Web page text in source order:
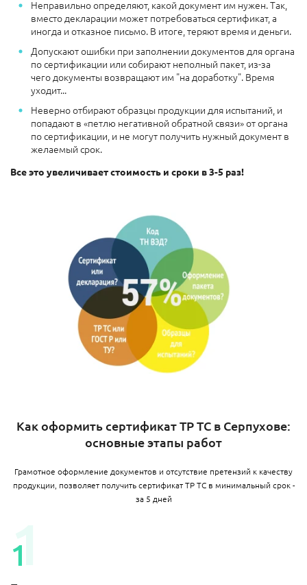
Неправильно определяют, какой документ им нужен. Так,
вместо декларации может потребоваться сертификат, а
иногда и отказное письмо. В итоге, теряют время и деньги.
Допускают ошибки при заполнении документов для органа
по сертификации или собирают неполный пакет, из-за
чего документы возвращают им "на доработку". Время
уходит...
Неверно отбирают образцы продукции для испытаний, и
попадают в «петлю негативной обратной связи» от органа
по сертификации, и не могут получить нужный документ в
желаемый срок.
Все это увеличивает стоимость и сроки в 3-5 раз!
Как оформить сертификат ТР ТС в Серпухове:
основные этапы работ
Грамотное оформление документов и отсутствие претензий к качеству
продукции, позволяет получить сертификат ТР ТС в минимальный срок -
за 5 дней